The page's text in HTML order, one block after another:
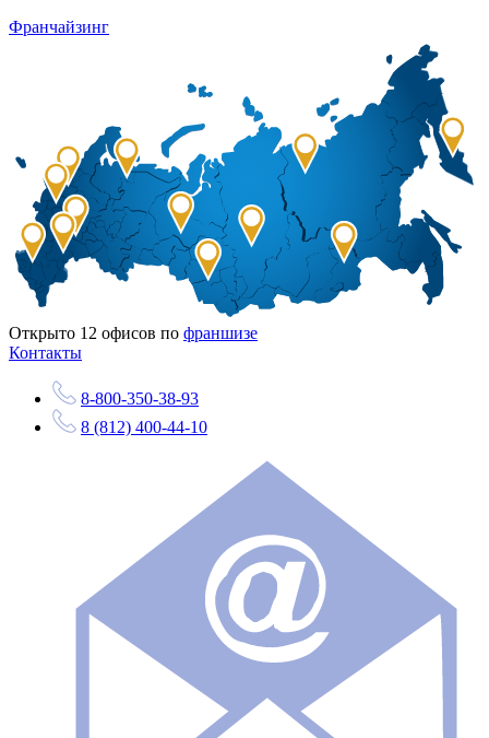
Франчайзинг
Открыто 12 офисов по франшизе
Контакты
8-800-350-38-93
8 (812) 400-44-10